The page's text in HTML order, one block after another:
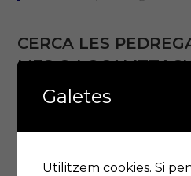
CERCA LES
MES O
Galetes
Utilitzem cookies. Si